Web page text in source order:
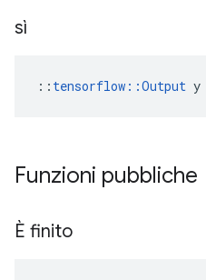
sì
:: tensorflow::Output y
Funzioni pubbliche
È finito